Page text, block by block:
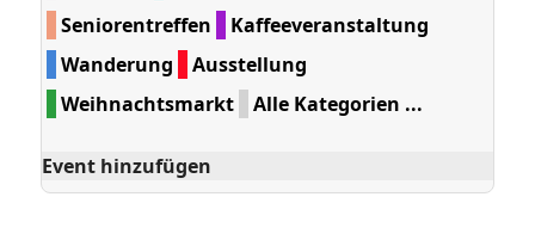
Seniorentreffen
Kaffeeveranstaltung
Wanderung
Ausstellung
Weihnachtsmarkt
Alle Kategorien ...
Event hinzufügen